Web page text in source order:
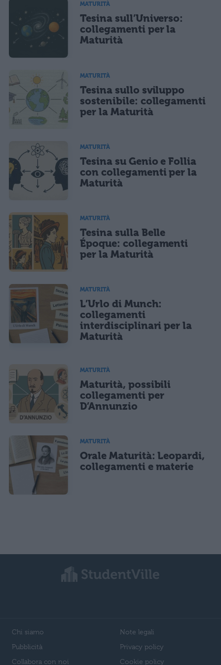
MATURITÀ
Tesina sull’Universo:
collegamenti per la
Maturità
MATURITÀ
Tesina sullo sviluppo
sostenibile: collegamenti
per la Maturità
MATURITÀ
Tesina su Genio e Follia
con collegamenti per la
Maturità
MATURITÀ
Tesina sulla Belle
Époque: collegamenti
per la Maturità
MATURITÀ
L’Urlo di Munch:
collegamenti
interdisciplinari per la
Maturità
MATURITÀ
Maturità, possibili
collegamenti per
D’Annunzio
MATURITÀ
Orale Maturità: Leopardi,
collegamenti e materie
Chi siamo
Pubblicità
Collabora con noi
Note legali
Privacy policy
Cookie policy